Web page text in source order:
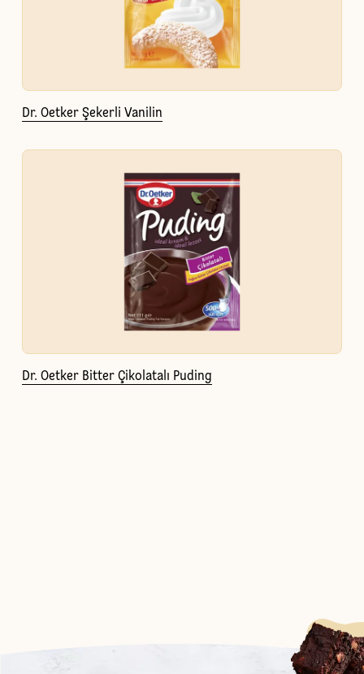
Dr. Oetker Şekerli Vanilin
Dr. Oetker Bitter Çikolatalı Puding